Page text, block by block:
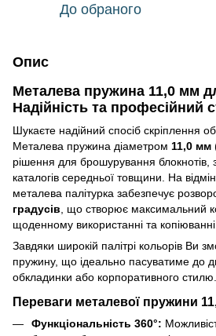
До обраного
Опис
Металева пружина 11,0 мм
Надійність та професійний
Шукаєте надійний спосіб скріплення
Металева пружина діаметром 11,0 мм
рішення для брошурування блокнотів,
каталогів середньої товщини. На
металева палітурка забезпечує
градусів , що створює максимальний
щоденному використанні та копіюванні.
Завдяки широкій палітрі кольорів Ви
пружину, що ідеально пасуватиме до
обкладинки або корпоративного стилю.
Переваги металевої пружини
Функціональність 360°: